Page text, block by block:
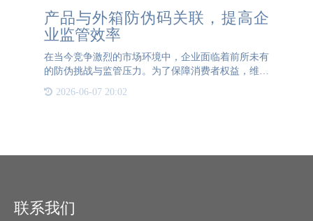
产品与外箱防伪码关联，提高企
业监管效率
在当今竞争激烈的市场环境中，企业面临着前所未有
的防伪挑战与监管压力。为了保障消费者权益，维护
品牌形象，越来越多的企业开始采用产品与外箱防伪
码关联的策略，以此作为提升监管效率的重要工具。
2026-06-07 20:02
联系我们